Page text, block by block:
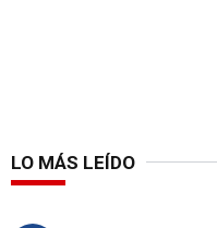
LO MÁS LEÍDO